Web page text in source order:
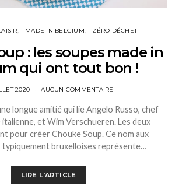
MADE IN BELGIUM ZÉRO DÉCHET
: les soupes made in
qui ont tout bon !
2020 AUCUN COMMENTAIRE
longue amitié qui lie Angelo Russo, chef
italienne, et Wim Verschueren. Les deux
pour créer Chouke Soup. Ce nom aux
typiquement bruxelloises représente…
LIRE L'ARTICLE